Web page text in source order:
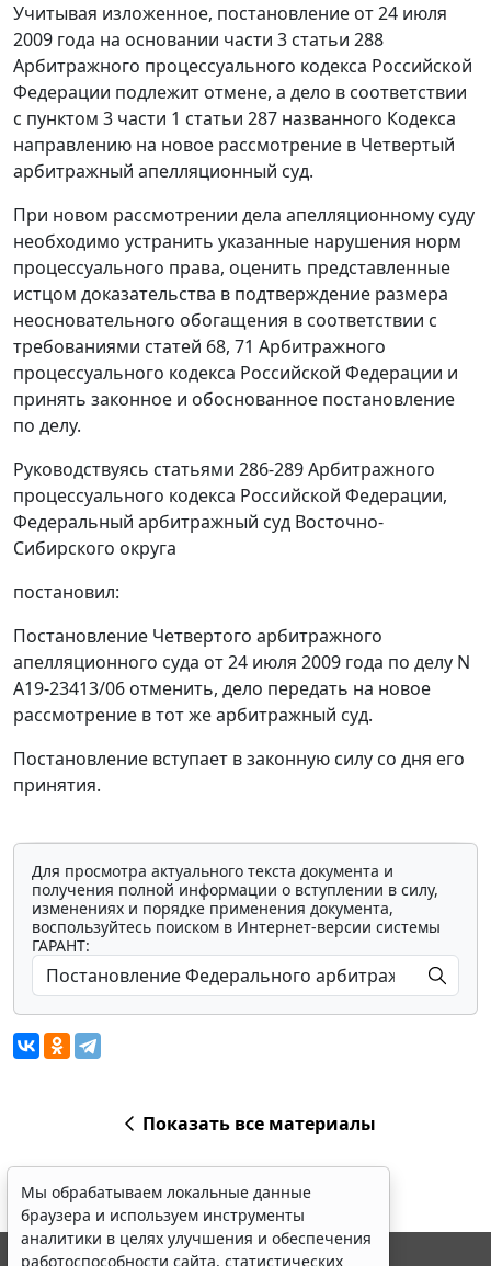
Учитывая изложенное, постановление от 24 июля
2009 года на основании части 3 статьи 288
Арбитражного процессуального кодекса Российской
Федерации подлежит отмене, а дело в соответствии
с пунктом 3 части 1 статьи 287 названного Кодекса
направлению на новое рассмотрение в Четвертый
арбитражный апелляционный суд.
При новом рассмотрении дела апелляционному суду
необходимо устранить указанные нарушения норм
процессуального права, оценить представленные
истцом доказательства в подтверждение размера
неосновательного обогащения в соответствии с
требованиями статей 68, 71 Арбитражного
процессуального кодекса Российской Федерации и
принять законное и обоснованное постановление
по делу.
Руководствуясь статьями 286-289Арбитражного
процессуального кодекса Российской Федерации,
Федеральный арбитражный суд Восточно-
Сибирского округа
постановил:
Постановление Четвертого арбитражного
апелляционного суда от 24 июля 2009 года по делу N
А19-23413/06 отменить, дело передать на новое
рассмотрение в тот же арбитражный суд.
Постановление вступает в законную силу со дня его
принятия.
Для просмотра актуального текста документа и
получения полной информации о вступлении в силу,
изменениях и порядке применения документа,
воспользуйтесь поиском в Интернет-версии системы
ГАРАНТ:
Показать все материалы
Мы обрабатываем локальные данные
браузера и используем инструменты
аналитики в целях улучшения и обеспечения
работоспособности сайта, статистических